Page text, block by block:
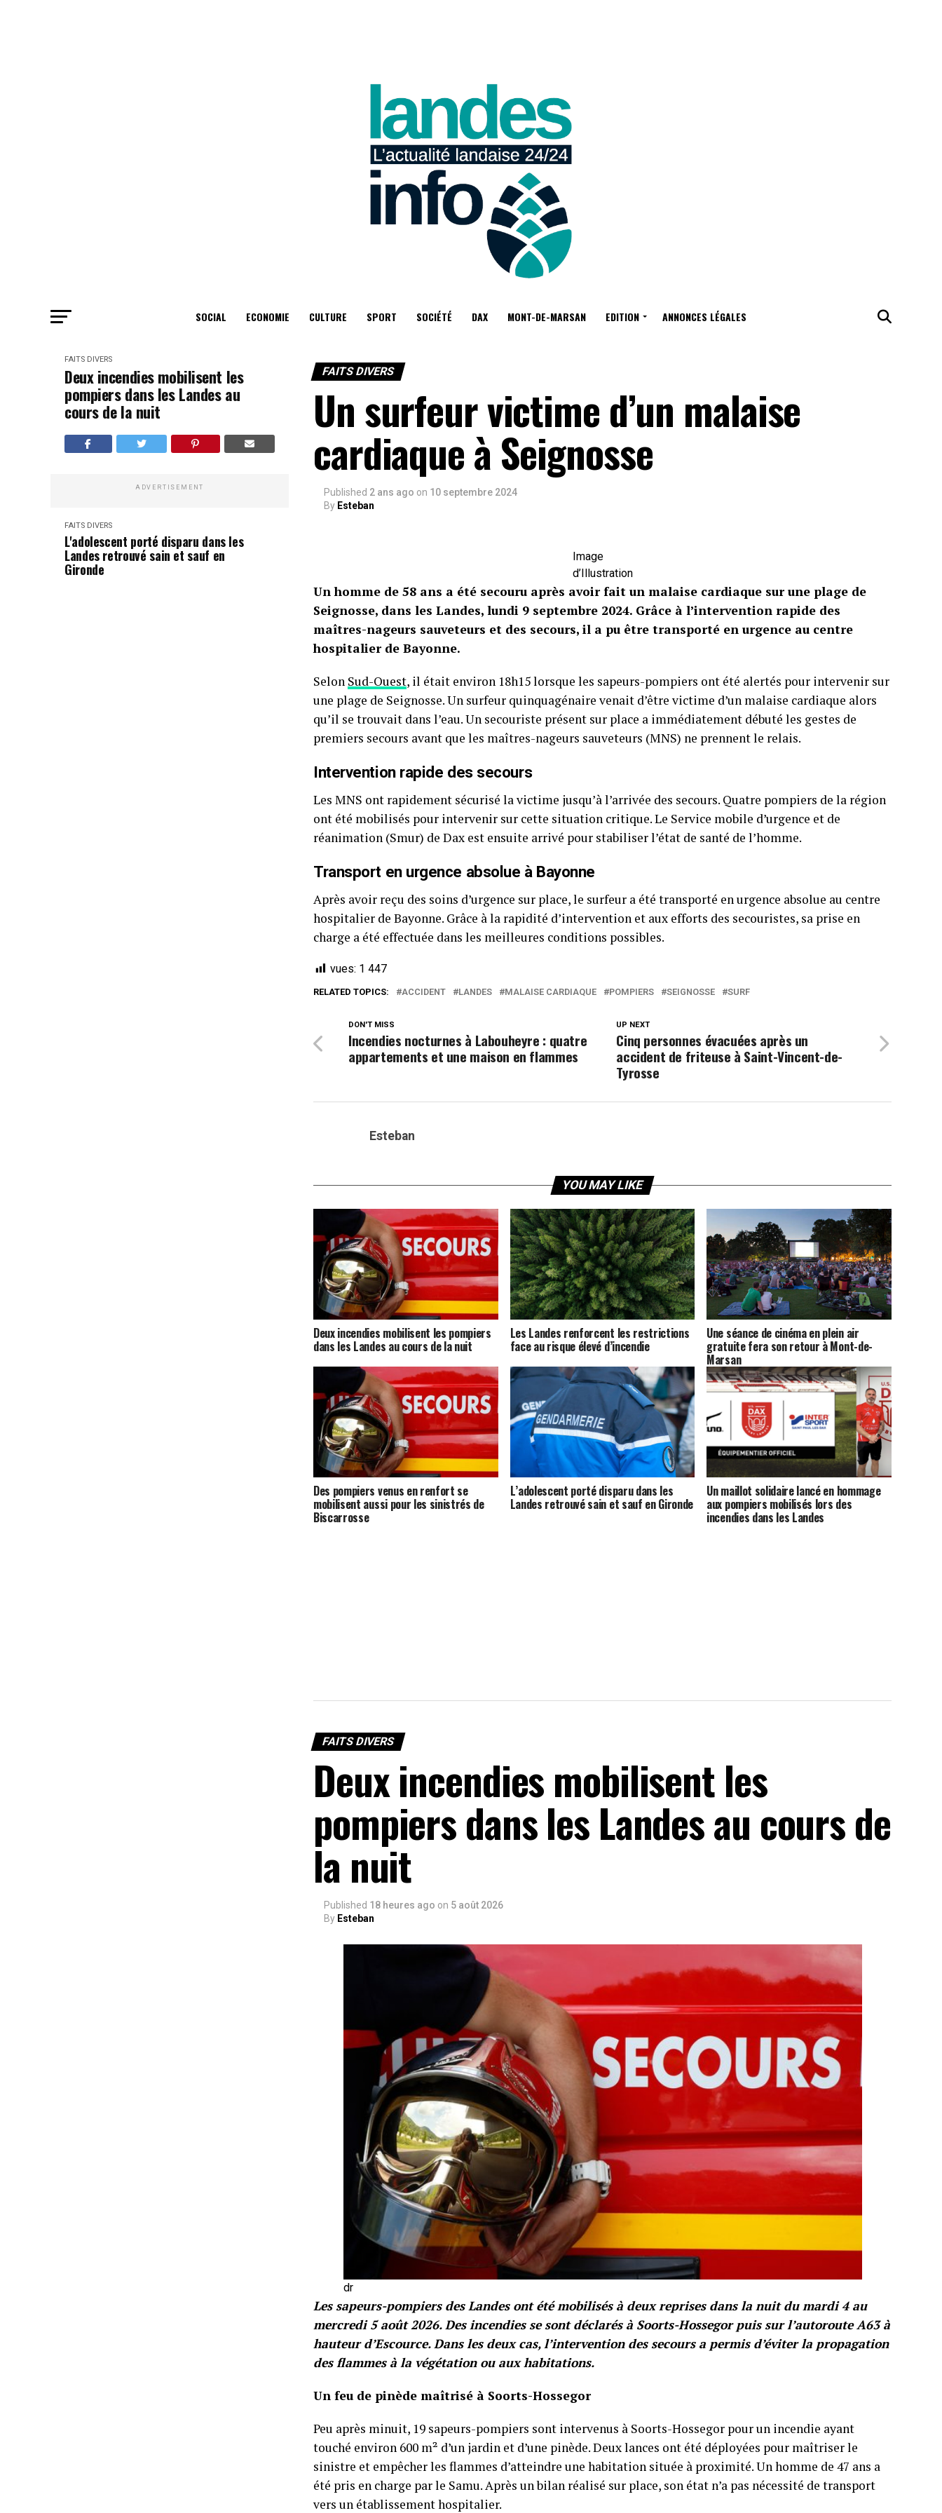
SOCIAL ECONOMIE CULTURE SPORT SOCIÉTÉ DAX MONT-DE-MARSAN EDITION ANNONCES LÉGALES
FAITS DIVERS
Deux incendies mobilisent les
pompiers dans les Landes au
cours de la nuit
ADVERTISEMENT
FAITS DIVERS
L'adolescent porté disparu dans les
Landes retrouvé sain et sauf en
Gironde
FAITS DIVERS
Un surfeur victime d’un malaise
cardiaque à Seignosse
Published 2 ans ago on 10 septembre 2024
By Esteban
Image
d’Illustration
Un homme de 58 ans a été secouru après avoir fait un malaise cardiaque sur une plage de
Seignosse, dans les Landes, lundi 9 septembre 2024. Grâce à l’intervention rapide des
maîtres-nageurs sauveteurs et des secours, il a pu être transporté en urgence au centre
hospitalier de Bayonne.
Selon Sud-Ouest, il était environ 18h15 lorsque les sapeurs-pompiers ont été alertés pour intervenir sur
une plage de Seignosse. Un surfeur quinquagénaire venait d’être victime d’un malaise cardiaque alors
qu’il se trouvait dans l’eau. Un secouriste présent sur place a immédiatement débuté les gestes de
premiers secours avant que les maîtres-nageurs sauveteurs (MNS) ne prennent le relais.
Intervention rapide des secours
Les MNS ont rapidement sécurisé la victime jusqu’à l’arrivée des secours. Quatre pompiers de la région
ont été mobilisés pour intervenir sur cette situation critique. Le Service mobile d’urgence et de
réanimation (Smur) de Dax est ensuite arrivé pour stabiliser l’état de santé de l’homme.
Transport en urgence absolue à Bayonne
Après avoir reçu des soins d’urgence sur place, le surfeur a été transporté en urgence absolue au centre
hospitalier de Bayonne. Grâce à la rapidité d’intervention et aux efforts des secouristes, sa prise en
charge a été effectuée dans les meilleures conditions possibles.
vues: 1 447
RELATED TOPICS: ACCIDENT LANDES MALAISE CARDIAQUE POMPIERS SEIGNOSSE SURF
UP NEXT
Cinq personnes évacuées après un
accident de friteuse à Saint-Vincent-de-
Tyrosse
DON'T MISS
Incendies nocturnes à Labouheyre : quatre
appartements et une maison en flammes
Esteban
YOU MAY LIKE
Deux incendies mobilisent les pompiers
dans les Landes au cours de la nuit
Les Landes renforcent les restrictions
face au risque élevé d’incendie
Une séance de cinéma en plein air
gratuite fera son retour à Mont-de-
Marsan
Des pompiers venus en renfort se
mobilisent aussi pour les sinistrés de
Biscarrosse
L’adolescent porté disparu dans les
Landes retrouvé sain et sauf en Gironde
Un maillot solidaire lancé en hommage
aux pompiers mobilisés lors des
incendies dans les Landes
FAITS DIVERS
Deux incendies mobilisent les
pompiers dans les Landes au cours de
la nuit
Published 18 heures ago on 5 août 2026
By Esteban
dr
Les sapeurs-pompiers des Landes ont été mobilisés à deux reprises dans la nuit du mardi 4 au
mercredi 5 août 2026. Des incendies se sont déclarés à Soorts-Hossegor puis sur l’autoroute A63 à
hauteur d’Escource. Dans les deux cas, l’intervention des secours a permis d’éviter la propagation
des flammes à la végétation ou aux habitations.
Un feu de pinède maîtrisé à Soorts-Hossegor
Peu après minuit, 19 sapeurs-pompiers sont intervenus à Soorts-Hossegor pour un incendie ayant
touché environ 600 m² d’un jardin et d’une pinède. Deux lances ont été déployées pour maîtriser le
sinistre et empêcher les flammes d’atteindre une habitation située à proximité. Un homme de 47 ans a
été pris en charge par le Samu. Après un bilan réalisé sur place, son état n’a pas nécessité de transport
vers un établissement hospitalier.